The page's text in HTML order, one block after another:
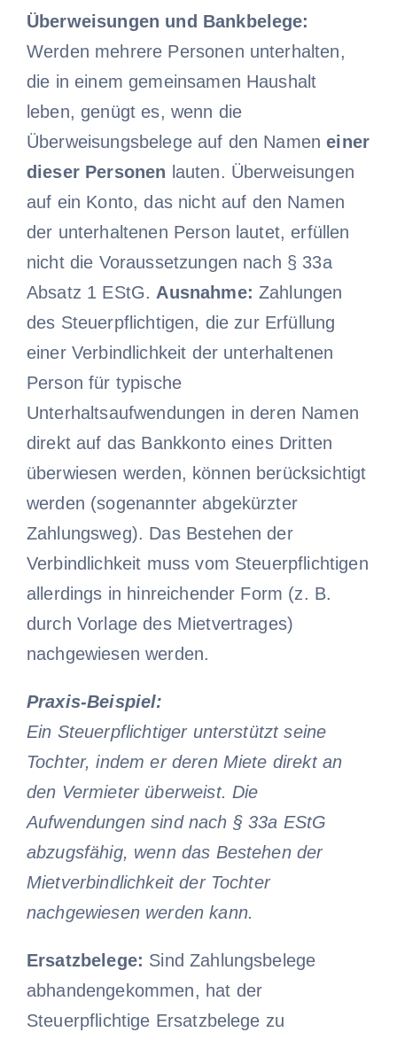
Überweisungen und Bankbelege:
Werden mehrere Personen unterhalten,
die in einem gemeinsamen Haushalt
leben, genügt es, wenn die
Überweisungsbelege auf den Nameneiner
dieser Personen lauten. Überweisungen
auf ein Konto, das nicht auf den Namen
der unterhaltenen Person lautet, erfüllen
nicht die Voraussetzungen nach § 33a
Absatz 1 EStG. Ausnahme: Zahlungen
des Steuerpflichtigen, die zur Erfüllung
einer Verbindlichkeit der unterhaltenen
Person für typische
Unterhaltsaufwendungen in deren Namen
direkt auf das Bankkonto eines Dritten
überwiesen werden, können berücksichtigt
werden (sogenannter abgekürzter
Zahlungsweg). Das Bestehen der
Verbindlichkeit muss vom Steuerpflichtigen
allerdings in hinreichender Form (z. B.
durch Vorlage des Mietvertrages)
nachgewiesen werden.
Praxis-Beispiel:
Ein Steuerpflichtiger unterstützt seine
Tochter, indem er deren Miete direkt an
den Vermieter überweist. Die
Aufwendungen sind nach § 33a EStG
abzugsfähig, wenn das Bestehen der
Mietverbindlichkeit der Tochter
nachgewiesen werden kann.
Ersatzbelege: Sind Zahlungsbelege
abhandengekommen, hat der
Steuerpflichtige Ersatzbelege zu